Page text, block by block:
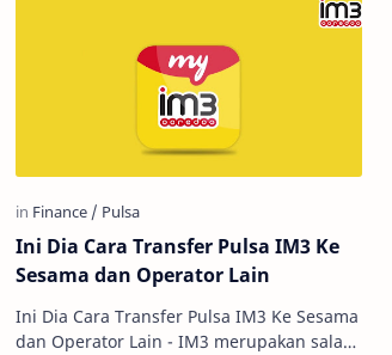
Ini Dia Cara Transfer Pulsa IM3 Ke
Sesama dan Operator Lain
Ini Dia Cara Transfer Pulsa IM3 Ke Sesama
dan Operator Lain - IM3 merupakan salah